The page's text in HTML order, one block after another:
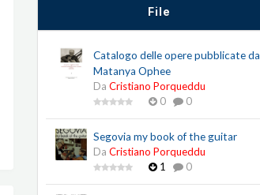
File
Catalogo delle opere pubblicate da
Matanya Ophee
Da Cristiano Porqueddu
0
0
Segovia my book of the guitar
Da Cristiano Porqueddu
1
0